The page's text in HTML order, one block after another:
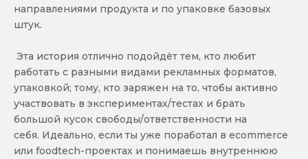
направлениями продукта и по упаковке базовых
штук.
Эта история отлично подойдёт тем, кто любит
работать с разными видами рекламных форматов,
упаковкой; тому, кто заряжен на то, чтобы активно
участвовать в экспериментах/тестах и брать
большой кусок свободы/ответственности на
себя. Идеально, если ты уже поработал в ecommerce
или foodtech-проектах и понимаешь внутреннюю